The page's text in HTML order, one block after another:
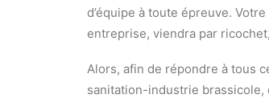
d’équipe à toute épreuve.
entreprise, viendra par
Alors, afin de répondre à tous
sanitation-industrie brassicole,